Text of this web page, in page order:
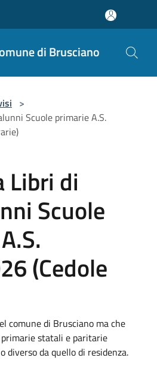
di Brusciano
>
Scuole primarie A.S.
Libri di
Scuole
(Cedole
comune di Brusciano ma che
statali e paritarie
diverso da quello di residenza.